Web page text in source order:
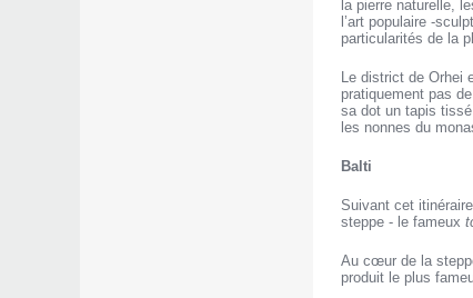
la pierre naturelle,
l’art populaire -
particularités de la
Le district de
pratiquement pas
sa dot un tapis
les nonnes du
Balti
Suivant cet
steppe - le fameux
Au cœur de la
produit le plus